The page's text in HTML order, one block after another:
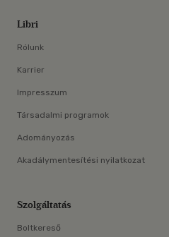
Libri
Rólunk
Karrier
Impresszum
Társadalmi programok
Adományozás
Akadálymentesítési nyilatkozat
Szolgáltatás
Boltkereső